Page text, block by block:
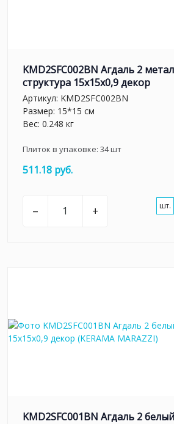
KMD2SFC002BN Агдаль 2
структура 15x15x0,9 декор
Артикул: KMD2SFC002BN
Размер: 15*15 см
Вес: 0.248 кг
Плиток в упаковке: 34шт
511.18 руб.
– + шт.
KMD2SFC001BN Агдаль 2